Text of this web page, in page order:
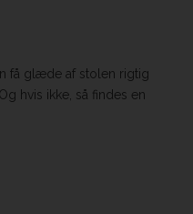
få glæde af stolen rigtig
hvis ikke, så findes en